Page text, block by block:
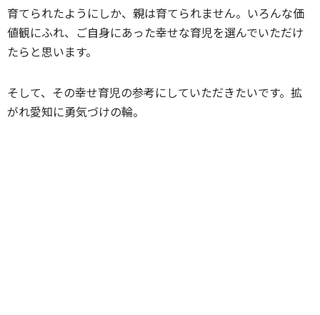
育てられたようにしか、親は育てられません。いろんな価
値観にふれ、ご自身にあった幸せな育児を選んでいただけ
たらと思います。
そして、その幸せ育児の参考にしていただきたいです。拡
がれ愛知に勇気づけの輪。